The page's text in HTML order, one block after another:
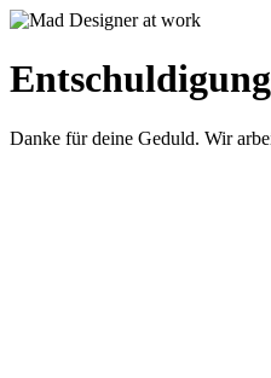
Danke für deine Geduld. Wir